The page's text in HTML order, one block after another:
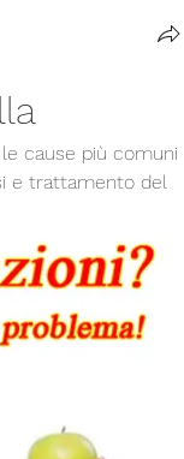
cause più comuni
e trattamento del